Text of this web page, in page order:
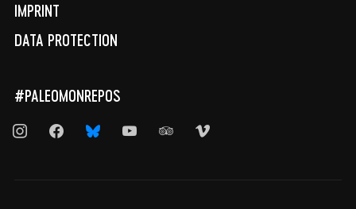
IMPRINT
DATA PROTECTION
#PALEOMONREPOS
instagramfacebookbluesky youtube tripadvisor
vimeo